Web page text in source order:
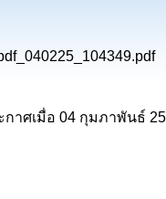
กาศเมื่อ 04 กุมภาพันธ์